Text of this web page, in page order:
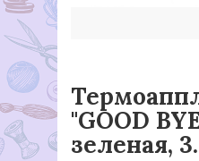
"GOOD
зеленая,